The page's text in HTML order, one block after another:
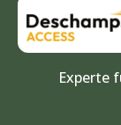
Experte